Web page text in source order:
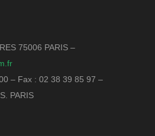
75006 PARIS –
– Fax : 02 38 39 85 97 –
PARIS